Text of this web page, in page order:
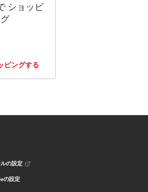
ショッピ
ピングする
の設定
の設定